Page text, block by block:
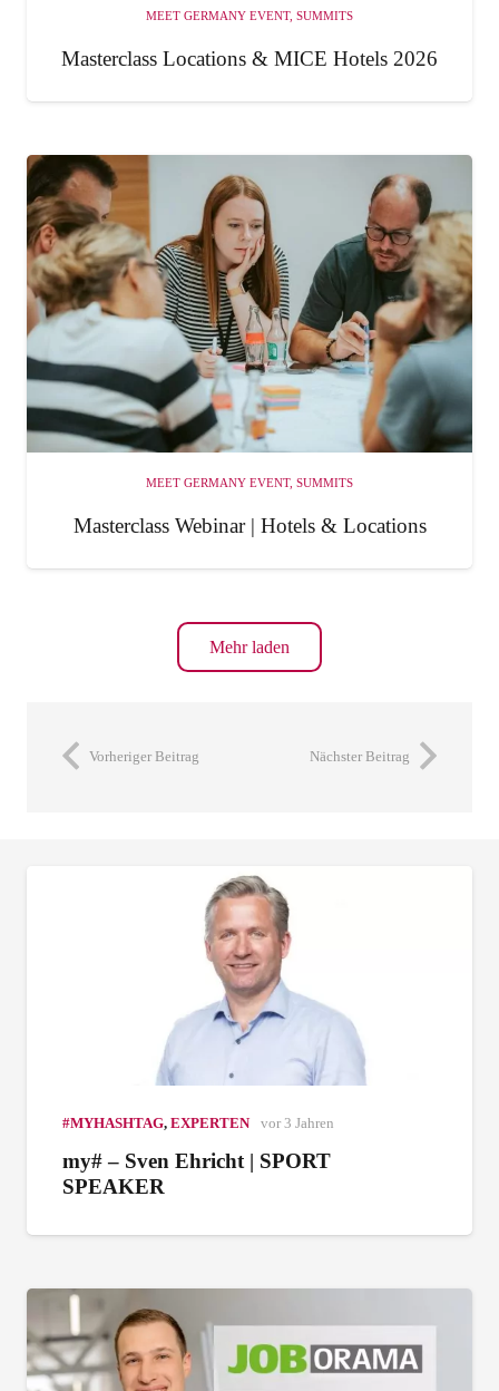
MEET GERMANY EVENT, SUMMITS
Masterclass Locations & MICE Hotels 2026
MEET GERMANY EVENT, SUMMITS
Masterclass Webinar | Hotels & Locations
Mehr laden
Vorheriger Beitrag Nächster Beitrag
#MYHASHTAG, EXPERTEN vor 3 Jahren
my# – Sven Ehricht | SPORT
SPEAKER